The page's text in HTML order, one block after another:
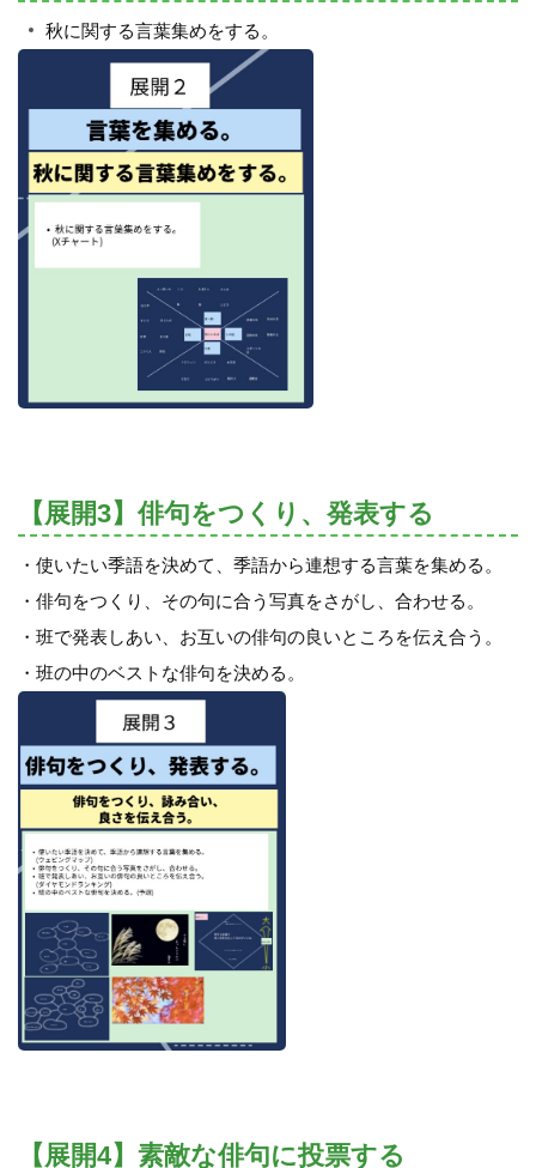
秋に関する言葉集めをする。
【展開3】俳句をつくり、発表する
・使いたい季語を決めて、季語から連想する言葉を集める。
・俳句をつくり、その句に合う写真をさがし、合わせる。
・班で発表しあい、お互いの俳句の良いところを伝え合う。
・班の中のベストな俳句を決める。
【展開4】素敵な俳句に投票する